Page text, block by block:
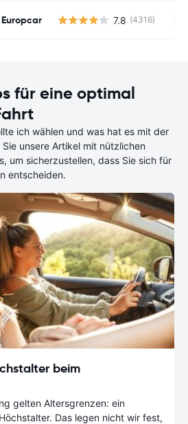
7.8 (4316)
für eine optimal
ich wählen und was hat es mit der
unsere Artikel mit nützlichen
um sicherzustellen, dass Sie sich für
entscheiden.
beim
gelten Altersgrenzen: ein
Das legen nicht wir fest,